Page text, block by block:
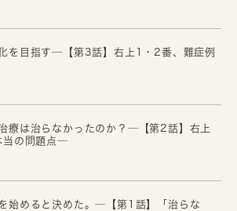
を目指す─【第3話】右上1・2番、難症例
療は治らなかったのか？─【第2話】右上
当の問題点─
始めると決めた。─【第1話】「治らな